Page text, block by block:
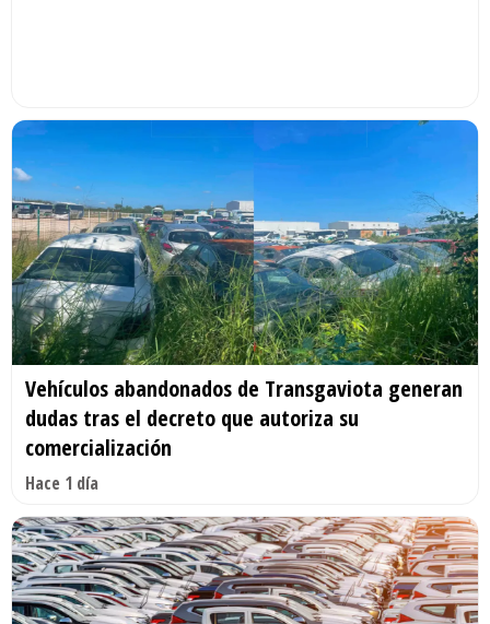
Vehículos abandonados de Transgaviota generan
dudas tras el decreto que autoriza su
comercialización
Hace 1 día